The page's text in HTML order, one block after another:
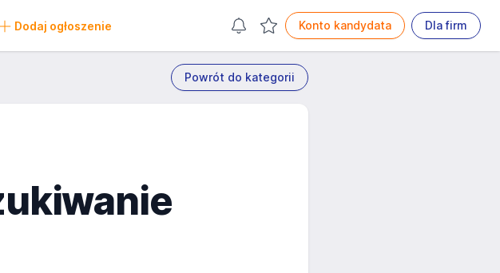
Dodaj ogłoszenie Konto kandydata Dla firm
Powrót do kategorii